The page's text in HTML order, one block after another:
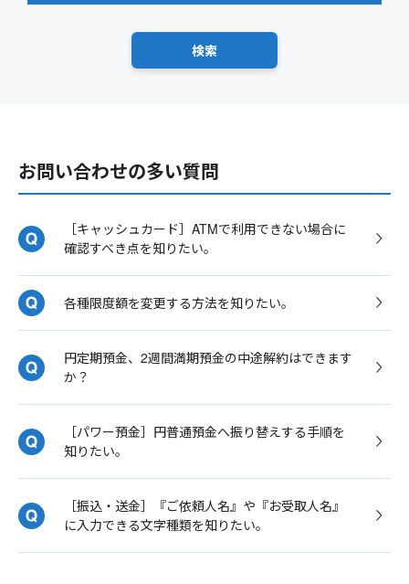
お問い合わせの多い質問
［キャッシュカード］ATMで利用できない場合に
確認すべき点を知りたい。
各種限度額を変更する方法を知りたい。
円定期預金、2週間満期預金の中途解約はできます
か？
［パワー預金］円普通預金へ振り替えする手順を
知りたい。
［振込・送金］『ご依頼人名』や『お受取人名』
に入力できる文字種類を知りたい。